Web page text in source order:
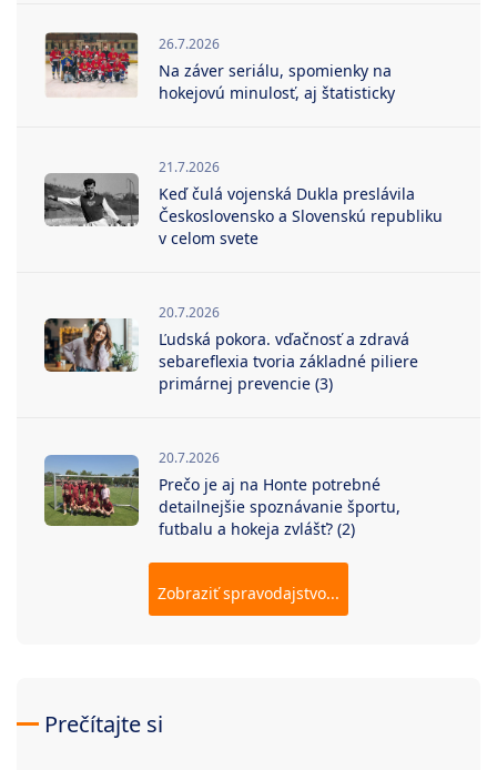
26.7.2026
Na záver seriálu, spomienky na
hokejovú minulosť, aj štatisticky
21.7.2026
Keď čulá vojenská Dukla preslávila
Československo a Slovenskú republiku
v celom svete
20.7.2026
Ľudská pokora. vďačnosť a zdravá
sebareflexia tvoria základné piliere
primárnej prevencie (3)
20.7.2026
Prečo je aj na Honte potrebné
detailnejšie spoznávanie športu,
futbalu a hokeja zvlášť? (2)
Zobraziť spravodajstvo...
Prečítajte si